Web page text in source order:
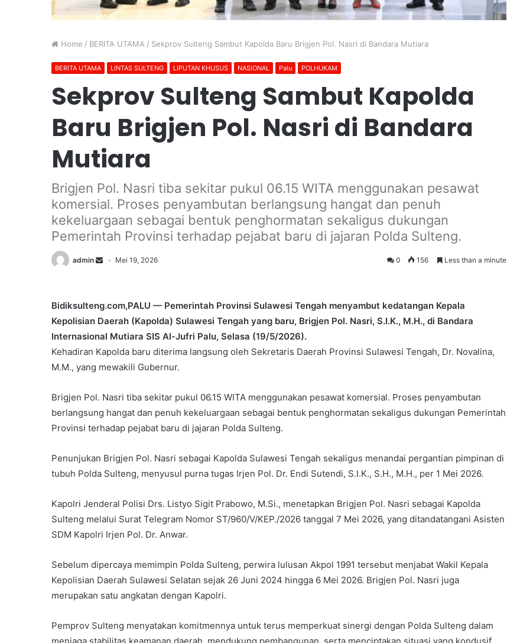
Home / BERITA UTAMA / Sekprov Sulteng Sambut Kapolda Baru Brigjen Pol. Nasri di Bandara Mutiara
BERITA UTAMA LINTAS SULTENG LIPUTAN KHUSUS NASIONAL Palu POLHUKAM
Sekprov Sulteng Sambut Kapolda
Baru Brigjen Pol. Nasri di Bandara
Mutiara
Brigjen Pol. Nasri tiba sekitar pukul 06.15 WITA menggunakan pesawat
komersial. Proses penyambutan berlangsung hangat dan penuh
kekeluargaan sebagai bentuk penghormatan sekaligus dukungan
Pemerintah Provinsi terhadap pejabat baru di jajaran Polda Sulteng.
admin Mei 19, 2026 0 156 Less than a minute
Bidiksulteng.com,PALU — Pemerintah Provinsi Sulawesi Tengah menyambut kedatangan Kepala
Kepolisian Daerah (Kapolda) Sulawesi Tengah yang baru, Brigjen Pol. Nasri, S.I.K., M.H., di Bandara
Internasional Mutiara SIS Al-Jufri Palu, Selasa (19/5/2026).
Kehadiran Kapolda baru diterima langsung oleh Sekretaris Daerah Provinsi Sulawesi Tengah, Dr. Novalina,
M.M., yang mewakili Gubernur.
Brigjen Pol. Nasri tiba sekitar pukul 06.15 WITA menggunakan pesawat komersial. Proses penyambutan
berlangsung hangat dan penuh kekeluargaan sebagai bentuk penghormatan sekaligus dukungan Pemerintah
Provinsi terhadap pejabat baru di jajaran Polda Sulteng.
Penunjukan Brigjen Pol. Nasri sebagai Kapolda Sulawesi Tengah sekaligus menandai pergantian pimpinan di
tubuh Polda Sulteng, menyusul purna tugas Irjen Pol. Dr. Endi Sutendi, S.I.K., S.H., M.H., per 1 Mei 2026.
Kapolri Jenderal Polisi Drs. Listyo Sigit Prabowo, M.Si., menetapkan Brigjen Pol. Nasri sebagai Kapolda
Sulteng melalui Surat Telegram Nomor ST/960/V/KEP./2026 tanggal 7 Mei 2026, yang ditandatangani Asisten
SDM Kapolri Irjen Pol. Dr. Anwar.
Sebelum dipercaya memimpin Polda Sulteng, perwira lulusan Akpol 1991 tersebut menjabat Wakil Kepala
Kepolisian Daerah Sulawesi Selatan sejak 26 Juni 2024 hingga 6 Mei 2026. Brigjen Pol. Nasri juga
merupakan satu angkatan dengan Kapolri.
Pemprov Sulteng menyatakan komitmennya untuk terus memperkuat sinergi dengan Polda Sulteng dalam
menjaga stabilitas keamanan daerah, mendukung pembangunan, serta menciptakan situasi yang kondusif